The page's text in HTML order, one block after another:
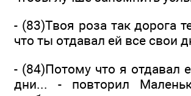
- (83)Твоя роза так дорога
что ты отдавал ей все свои
- (84)Потому что я отдавал
дни... - повторил